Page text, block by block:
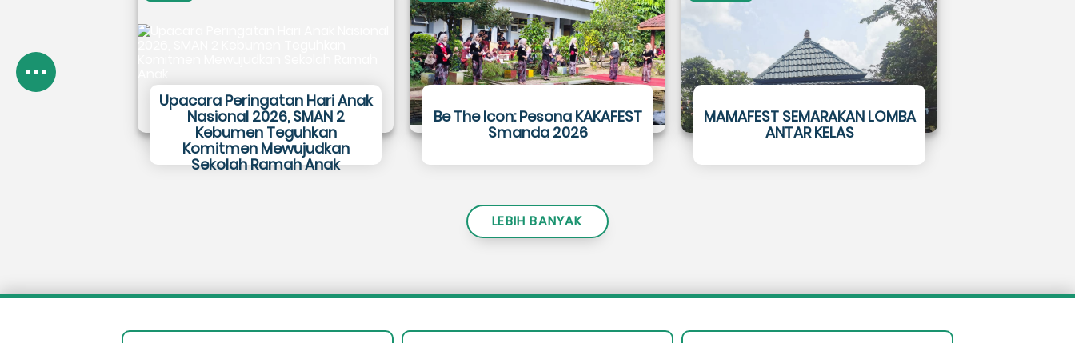
Upacara Peringatan Hari Anak
Nasional 2026, SMAN 2
Kebumen Teguhkan
Komitmen Mewujudkan
Sekolah Ramah Anak
Be The Icon: Pesona KAKAFEST
Smanda 2026
MAMAFEST SEMARAKAN LOMBA
ANTAR KELAS
LEBIH BANYAK